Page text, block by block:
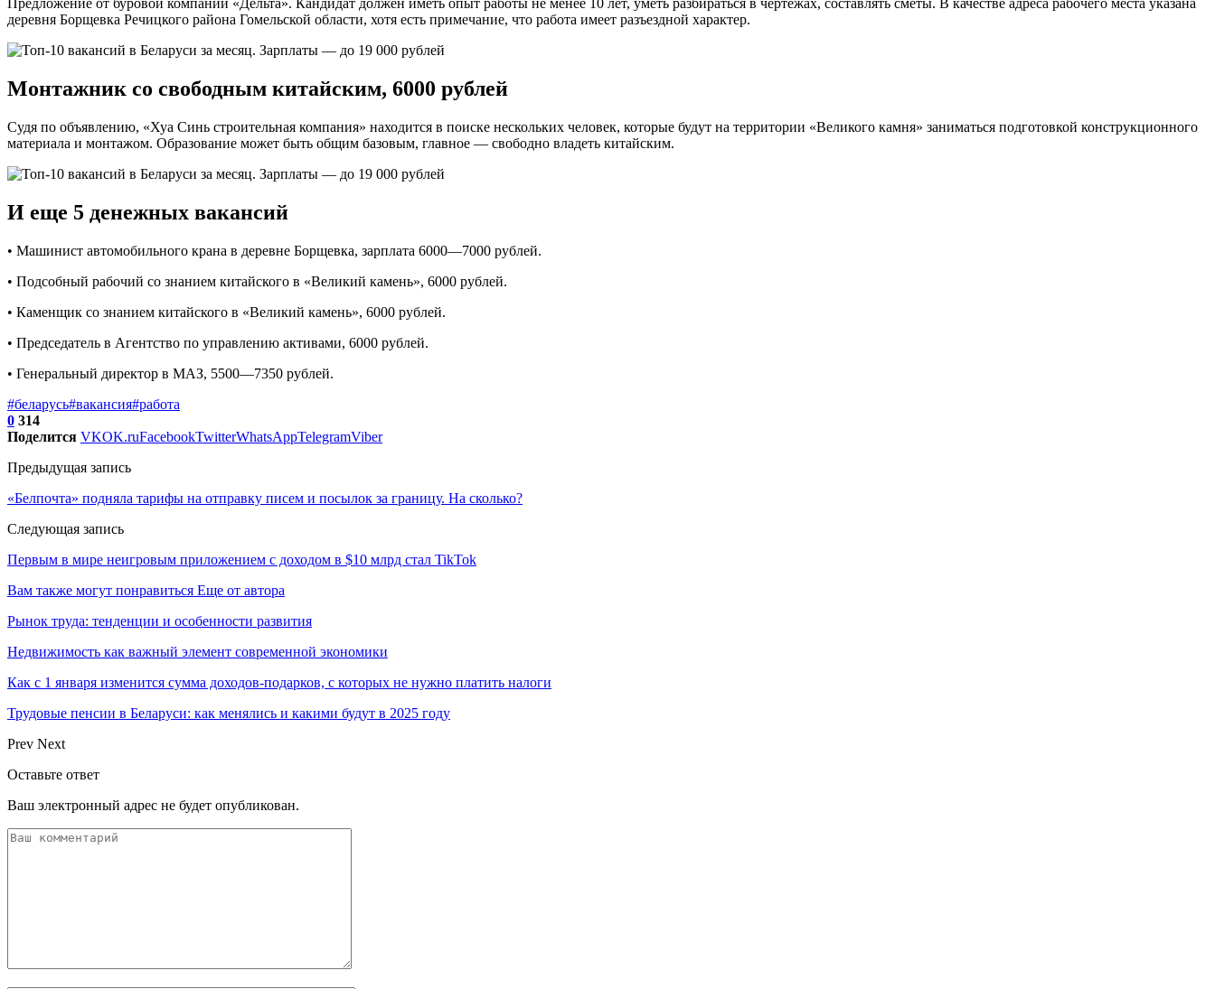
Предложение от буровой компании «Дельта». Кандидат должен иметь опыт работы не менее 10 лет, уметь разбираться в чертежах, составлять сметы. В качестве адреса рабочего места указана
деревня Борщевка Речицкого района Гомельской области, хотя есть примечание, что работа имеет разъездной характер.
Монтажник со свободным китайским, 6000 рублей
Судя по объявлению, «Хуа Синь строительная компания» находится в поиске нескольких человек, которые будут на территории «Великого камня» заниматься подготовкой конструкционного
материала и монтажом. Образование может быть общим базовым, главное — свободно владеть китайским.
И еще 5 денежных вакансий
• Машинист автомобильного крана в деревне Борщевка, зарплата 6000—7000 рублей.
• Подсобный рабочий со знанием китайского в «Великий камень», 6000 рублей.
• Каменщик со знанием китайского в «Великий камень», 6000 рублей.
• Председатель в Агентство по управлению активами, 6000 рублей.
• Генеральный директор в МАЗ, 5500—7350 рублей.
#беларусь#вакансия#работа
0 314
Поделится VKOK.ruFacebookTwitterWhatsAppTelegramViber
Предыдущая запись
«Белпочта» подняла тарифы на отправку писем и посылок за границу. На сколько?
Следующая запись
Первым в мире неигровым приложением с доходом в $10 млрд стал TikTok
Вам также могут понравиться Еще от автора
Рынок труда: тенденции и особенности развития
Недвижимость как важный элемент современной экономики
Как с 1 января изменится сумма доходов-подарков, с которых не нужно платить налоги
Трудовые пенсии в Беларуси: как менялись и какими будут в 2025 году
Prev Next
Оставьте ответ
Ваш электронный адрес не будет опубликован.